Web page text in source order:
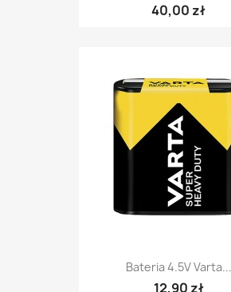
40,00 zł
Bateria 4.5V Varta...
12,90 zł